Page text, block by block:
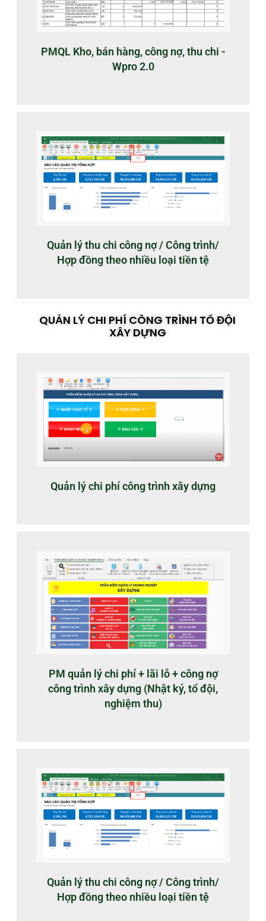
PMQL Kho, bán hàng, công nợ, thu chi -
Wpro 2.0
Quản lý thu chi công nợ / Công trình/
Hợp đồng theo nhiều loại tiền tệ
QUẢN LÝ CHI PHÍ CÔNG TRÌNH TỔ ĐỘI
XÂY DỰNG
Quản lý chi phí công trình xây dựng
PM quản lý chi phí + lãi lỗ + công nợ
công trình xây dựng (Nhật ký, tổ đội,
nghiệm thu)
Quản lý thu chi công nợ / Công trình/
Hợp đồng theo nhiều loại tiền tệ